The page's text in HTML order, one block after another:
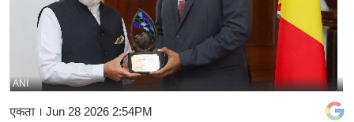
य
बि
ANI
एकता । Jun 28 2026 2:54PM